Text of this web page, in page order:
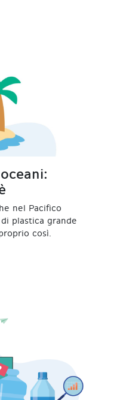
nel Pacifico
plastica grande
così.